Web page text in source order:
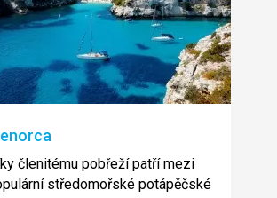
členitému pobřeží patří mezi
středomořské potápěčské